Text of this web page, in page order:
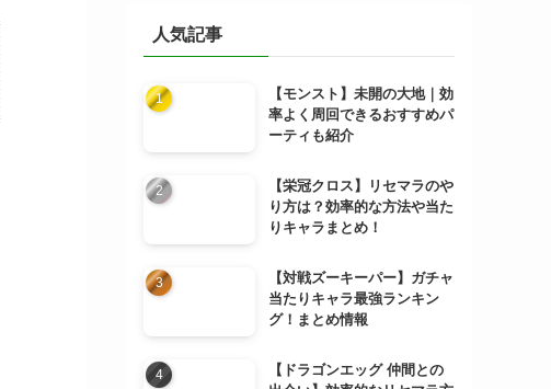
人気記事
【モンスト】未開の大地｜効
率よく周回できるおすすめパ
ーティも紹介
【栄冠クロス】リセマラのや
り方は？効率的な方法や当た
りキャラまとめ！
【対戦ズーキーパー】ガチャ
当たりキャラ最強ランキン
グ！まとめ情報
【ドラゴンエッグ 仲間との